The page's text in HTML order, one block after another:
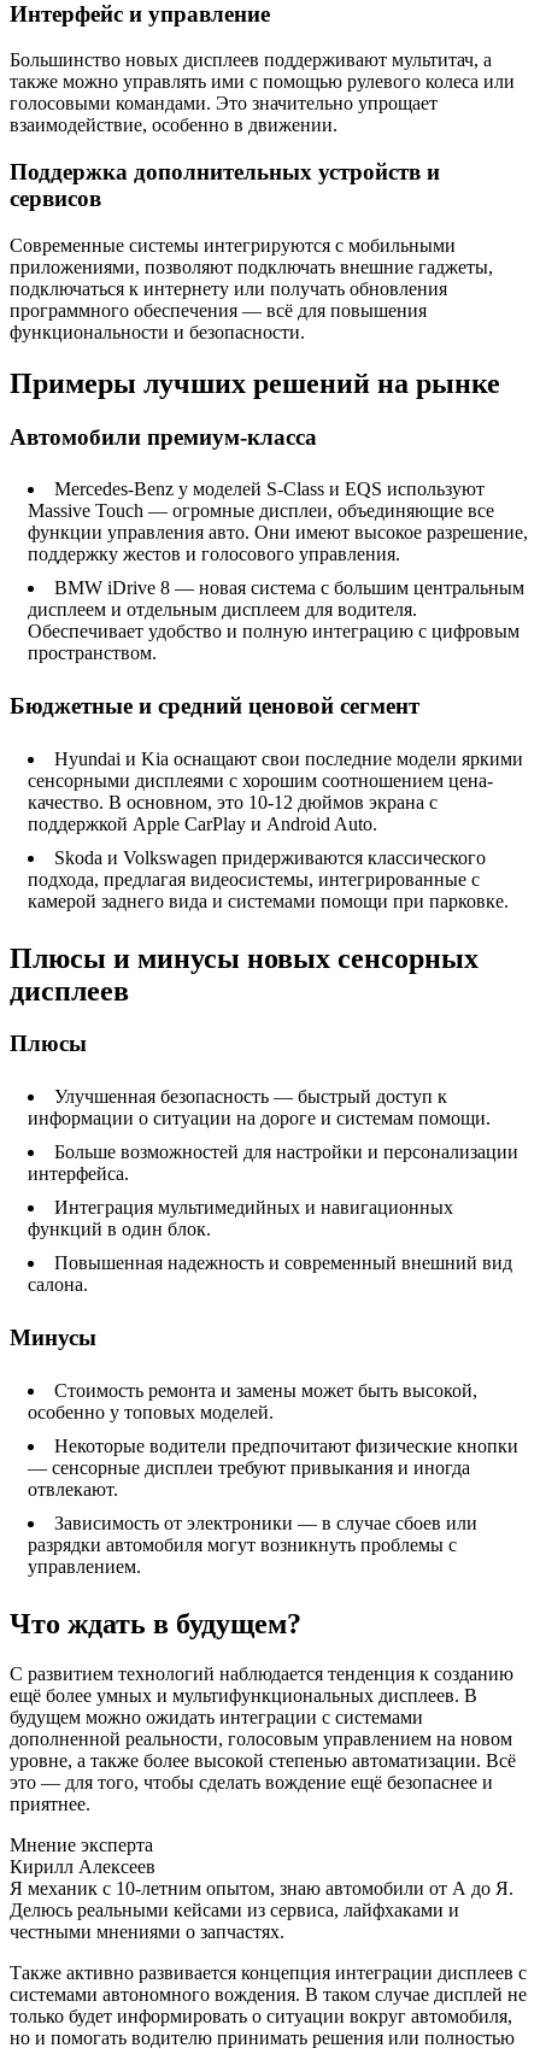
Интерфейс и управление
Большинство новых дисплеев поддерживают мультитач, а
также можно управлять ими с помощью рулевого колеса или
голосовыми командами. Это значительно упрощает
взаимодействие, особенно в движении.
Поддержка дополнительных устройств и
сервисов
Современные системы интегрируются с мобильными
приложениями, позволяют подключать внешние гаджеты,
подключаться к интернету или получать обновления
программного обеспечения — всё для повышения
функциональности и безопасности.
Примеры лучших решений на рынке
Автомобили премиум-класса
Mercedes-Benz у моделей S-Class и EQS используют
Massive Touch — огромные дисплеи, объединяющие все
функции управления авто. Они имеют высокое разрешение,
поддержку жестов и голосового управления.
BMW iDrive 8 — новая система с большим центральным
дисплеем и отдельным дисплеем для водителя.
Обеспечивает удобство и полную интеграцию с цифровым
пространством.
Бюджетные и средний ценовой сегмент
Hyundai и Kia оснащают свои последние модели яркими
сенсорными дисплеями с хорошим соотношением цена-
качество. В основном, это 10-12 дюймов экрана с
поддержкой Apple CarPlay и Android Auto.
Skoda и Volkswagen придерживаются классического
подхода, предлагая видеосистемы, интегрированные с
камерой заднего вида и системами помощи при парковке.
Плюсы и минусы новых сенсорных
дисплеев
Плюсы
Улучшенная безопасность — быстрый доступ к
информации о ситуации на дороге и системам помощи.
Больше возможностей для настройки и персонализации
интерфейса.
Интеграция мультимедийных и навигационных
функций в один блок.
Повышенная надежность и современный внешний вид
салона.
Минусы
Стоимость ремонта и замены может быть высокой,
особенно у топовых моделей.
Некоторые водители предпочитают физические кнопки
— сенсорные дисплеи требуют привыкания и иногда
отвлекают.
Зависимость от электроники — в случае сбоев или
разрядки автомобиля могут возникнуть проблемы с
управлением.
Что ждать в будущем?
С развитием технологий наблюдается тенденция к созданию
ещё более умных и мультифункциональных дисплеев. В
будущем можно ожидать интеграции с системами
дополненной реальности, голосовым управлением на новом
уровне, а также более высокой степенью автоматизации. Всё
это — для того, чтобы сделать вождение ещё безопаснее и
приятнее.
Мнение эксперта
Кирилл Алексеев
Я механик с 10-летним опытом, знаю автомобили от А до Я.
Делюсь реальными кейсами из сервиса, лайфхаками и
честными мнениями о запчастях.
Также активно развивается концепция интеграции дисплеев с
системами автономного вождения. В таком случае дисплей не
только будет информировать о ситуации вокруг автомобиля,
но и помогать водителю принимать решения или полностью